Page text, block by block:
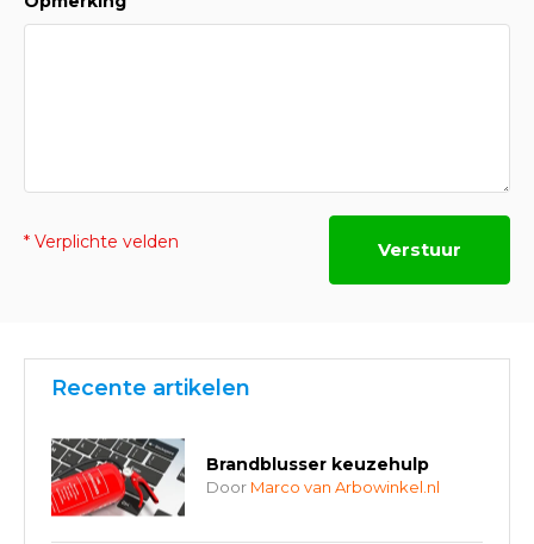
* Verplichte velden Verstuur
Recente artikelen
Brandblusser keuzehulp
Door Marco van Arbowinkel.nl